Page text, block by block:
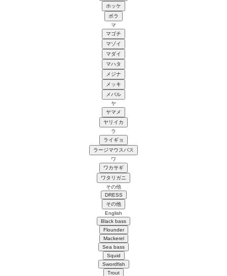
ホッケ
ボラ
マ
マゴチ
マゾイ
マダイ
マハタ
メジナ
メッキ
メバル
ヤ
ヤマメ
ヤリイカ
ラ
ライギョ
ラージマウスバス
ワ
ワカサギ
ワタリガニ
その他
DRESS
その他
English
Black bass
Flounder
Mackerel
Sea bass
Squid
Swordfish
Trout